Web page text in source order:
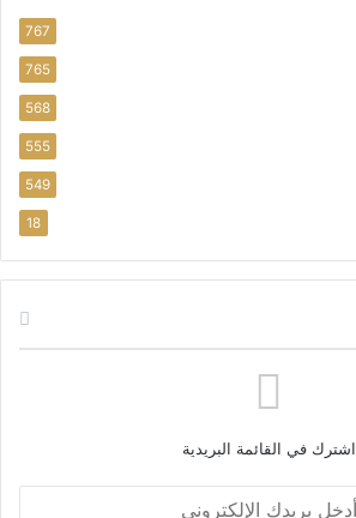
767
765
568
555
549
18
اشترك في القائمة البريدية